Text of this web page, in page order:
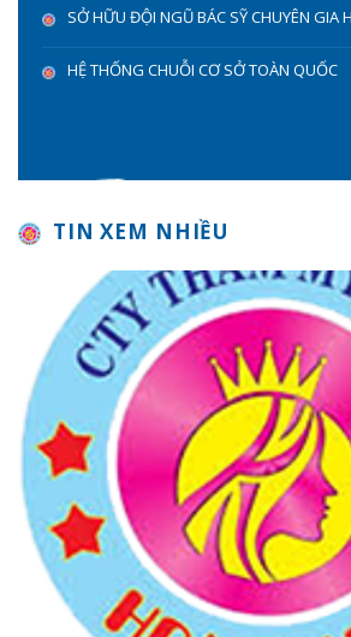
SỞ HỮU ĐỘI NGŨ BÁC SỸ CHUYÊN GIA
HỆ THỐNG CHUỖI CƠ SỞ TOÀN QUỐC
TIN XEM NHIỀU